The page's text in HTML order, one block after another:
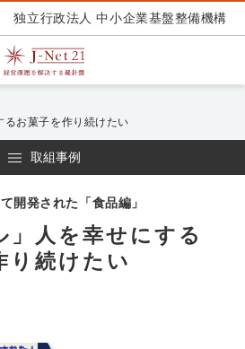
独立行政法人 中小企業基盤整備機構
るお菓子を作り続けたい
取組事例
開発された「食品編」
」人を幸せにする
り続けたい